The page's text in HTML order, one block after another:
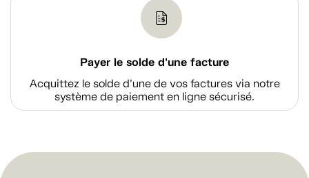
Payer le solde d'une facture
Acquittez le solde d’une de vos factures via notre
système de paiement en ligne sécurisé.